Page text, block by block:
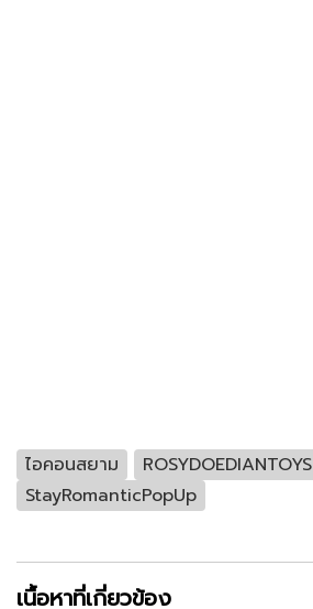
ไอคอนสยาม
ROSYDOEDIANTOYS
StayRomanticPopUp
เนื้อหาที่เกี่ยวข้อง